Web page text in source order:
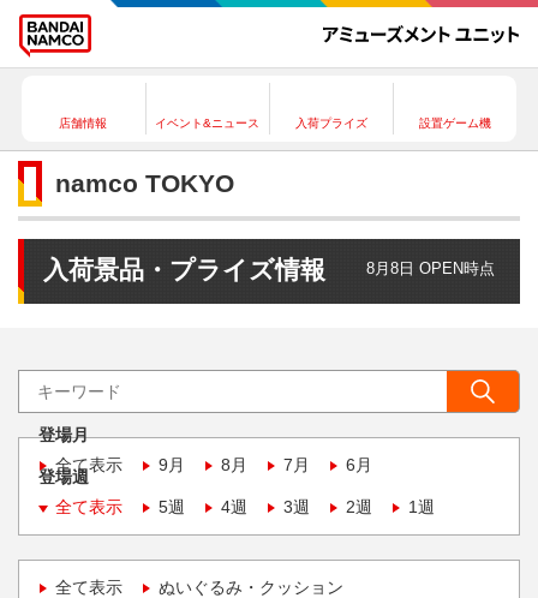
店舗情報 イベント&ニュース 入荷プライズ 設置ゲーム機
namco TOKYO
入荷景品・プライズ情報 8月8日 OPEN時点
登場月
全て表示
9月 8月 7月 6月
登場週
全て表示
5週 4週 3週 2週 1週
全て表示 ぬいぐるみ・クッション